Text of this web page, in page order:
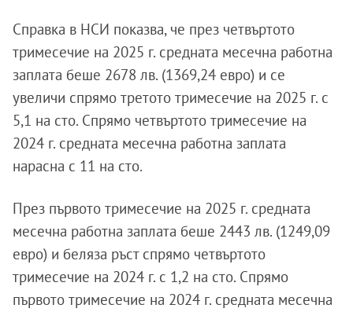
Справка в НСИ показва, че през четвъртото
тримесечие на 2025 г. средната месечна работна
заплата беше 2678 лв. (1369,24 евро) и се
увеличи спрямо третото тримесечие на 2025 г. с
5,1 на сто. Спрямо четвъртото тримесечие на
2024 г. средната месечна работна заплата
нарасна с 11 на сто.
През първото тримесечие на 2025 г. средната
месечна работна заплата беше 2443 лв. (1249,09
евро) и беляза ръст спрямо четвъртото
тримесечие на 2024 г. с 1,2 на сто. Спрямо
първото тримесечие на 2024 г. средната месечна